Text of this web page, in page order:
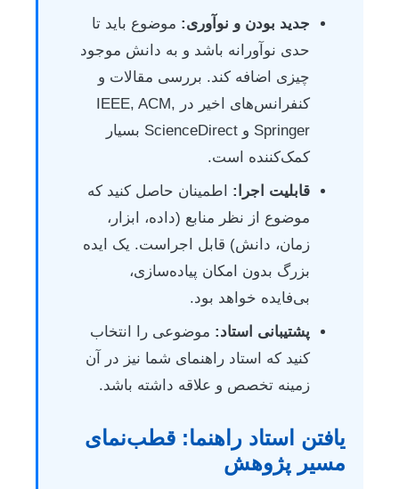
جدید بودن و نوآوری: موضوع باید تا
حدی نوآورانه باشد و به دانش موجود
چیزی اضافه کند. بررسی مقالات و
کنفرانس‌های اخیر در IEEE, ACM,
Springer و ScienceDirect بسیار
کمک‌کننده است.
قابلیت اجرا: اطمینان حاصل کنید که
موضوع از نظر منابع (داده، ابزار،
زمان، دانش) قابل اجراست. یک ایده
بزرگ بدون امکان پیاده‌سازی،
بی‌فایده خواهد بود.
پشتیبانی استاد: موضوعی را انتخاب
کنید که استاد راهنمای شما نیز در آن
زمینه تخصص و علاقه داشته باشد.
یافتن استاد راهنما: قطب‌نمای
مسیر پژوهش